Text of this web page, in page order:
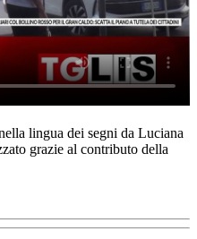
lingua dei segni da Luciana
grazie al contributo della